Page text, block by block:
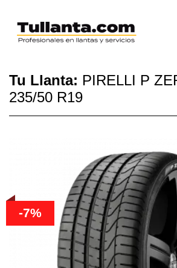
Tu Llanta: PIRELLI P
235/50 R19
-7%